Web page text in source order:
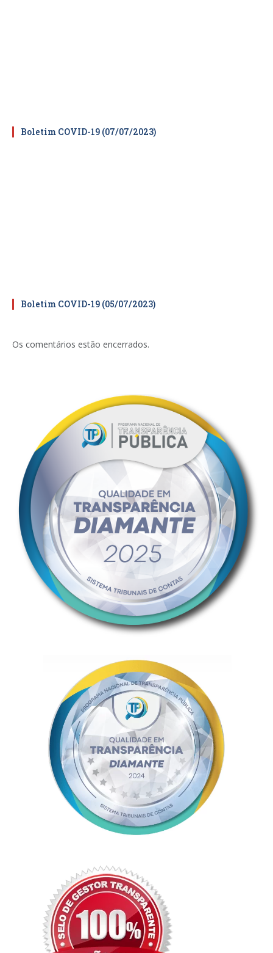
Boletim COVID-19 (07/07/2023)
Boletim COVID-19 (05/07/2023)
Os comentários estão encerrados.